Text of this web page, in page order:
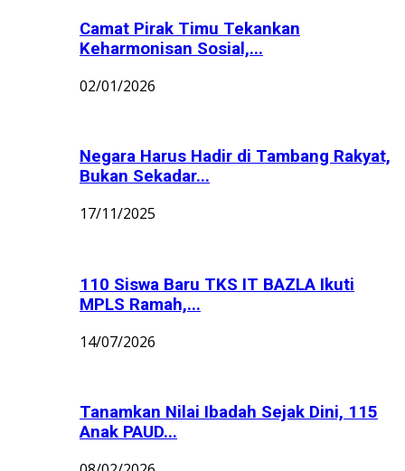
Camat Pirak Timu Tekankan
Keharmonisan Sosial,...
02/01/2026
Negara Harus Hadir di Tambang Rakyat,
Bukan Sekadar...
17/11/2025
110 Siswa Baru TKS IT BAZLA Ikuti
MPLS Ramah,...
14/07/2026
Tanamkan Nilai Ibadah Sejak Dini, 115
Anak PAUD...